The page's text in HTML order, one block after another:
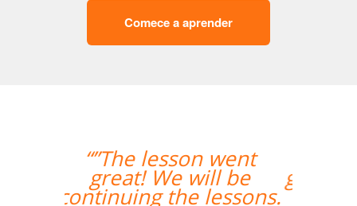
Comece a aprender
“”Lessons are going
great. Hugo is very nice
and helpful. I found